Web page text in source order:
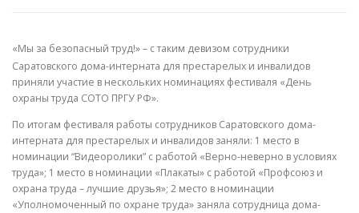
«Мы за безопасный труд!» – с таким девизом сотрудники
Саратовского дома-интерната для престарелых и инвалидов
приняли участие в нескольких номинациях фестиваля «День
охраны труда СОТО ПРГУ РФ».
По итогам фестиваля работы сотрудников Саратовского дома-
интерната для престарелых и инвалидов заняли: 1 место в
номинации “Видеоролики” с работой «Верно-неверно в условиях
труда»; 1 место в номинации «Плакаты» с работой «Профсоюз и
охрана труда – лучшие друзья»; 2 место в номинации
«Уполномоченный по охране труда» заняла сотрудница дома-